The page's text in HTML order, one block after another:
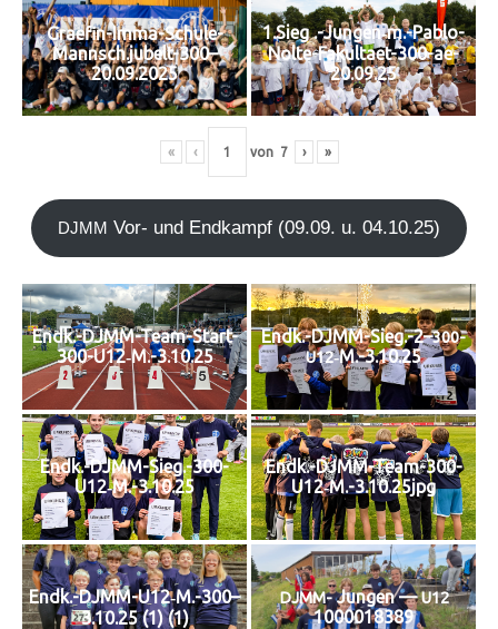
Graefin-Imma-Schule-
Mannsch.jubelt-300–
20.09.2025
1.Sieg .-Jungen‑m.-Pablo-
Nolte-Fakultaet-300-ae-
20.09.25
« ‹ von 7 › »
DJMM Vor- und End­kampf (09.09. u. 04.10.25)
Endk.-DJMM-Team-Start-
300-U12‑M.-3.10.25
Endk.-DJMM-Sieg.-2–300-
U12‑M.-3.10.25
Endk.-DJMM-Sieg.-300-
U12‑M.-3.10.25
Endk.-DJMM-Team-300-
U12‑M.-3.10.25jpg
Endk.-DJMM-U12‑M.-300–
3.10.25 (1) (1)
DJMM-Jun­gen —U12
1000018389